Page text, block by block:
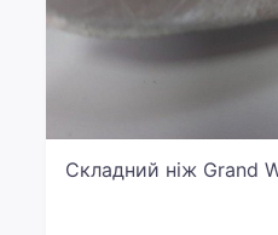
Складний ніж Grand